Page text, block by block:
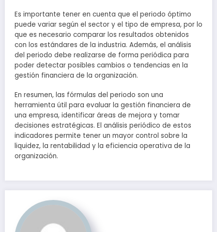
Es importante tener en cuenta que el periodo óptimo
puede variar según el sector y el tipo de empresa, por lo
que es necesario comparar los resultados obtenidos
con los estándares de la industria. Además, el análisis
del periodo debe realizarse de forma periódica para
poder detectar posibles cambios o tendencias en la
gestión financiera de la organización.
En resumen, las fórmulas del periodo son una
herramienta útil para evaluar la gestión financiera de
una empresa, identificar áreas de mejora y tomar
decisiones estratégicas. El análisis periódico de estos
indicadores permite tener un mayor control sobre la
liquidez, la rentabilidad y la eficiencia operativa de la
organización.